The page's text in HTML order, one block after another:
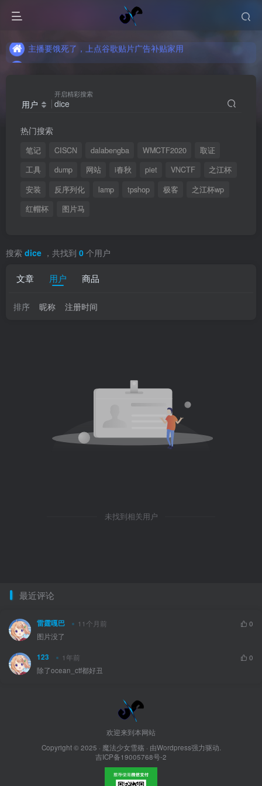
主播要饿死了，上点谷歌贴片广告补贴家用
主播要饿死了，上点谷歌贴片广告补贴家用
用户
开启精彩搜索
热门搜索
笔记 CISCN dalabengba WMCTF2020
取证
工具
dump 网站 i春秋 piet VNCTF
之江杯
安装
反序列化 lamp tpshop 极客
之江杯wp
红帽杯
图片马
搜索 dice ，共找到 0 个用户
文章 用户 商品
排序 昵称 注册时间
未找到相关用户
最近评论
雷霆嘎巴 11个月前
0
图片没了
123 1年前
0
除了ocean_ctf都好丑
欢迎来到本网站
Copyright © 2025 · 魔法少女雪殇· 由Wordpress强力驱动.
吉ICP备19005768号-2